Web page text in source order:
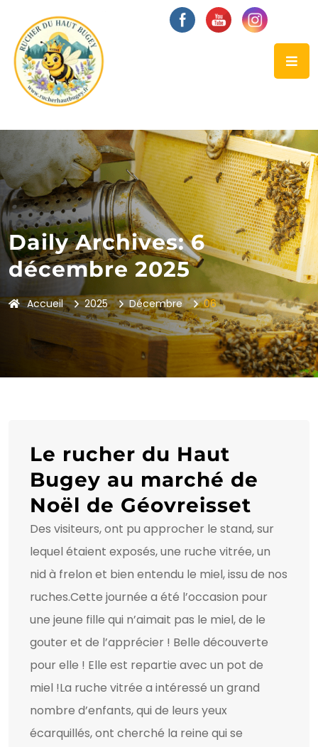
Daily Archives: 6
décembre 2025
Accueil 2025 Décembre 06
Le rucher du Haut
Bugey au marché de
Noël de Géovreisset
Des visiteurs, ont pu approcher le stand, sur
lequel étaient exposés, une ruche vitrée, un
nid à frelon et bien entendu le miel, issu de nos
ruches.Cette journée a été l’occasion pour
une jeune fille qui n’aimait pas le miel, de le
gouter et de l’apprécier ! Belle découverte
pour elle ! Elle est repartie avec un pot de
miel !La ruche vitrée a intéressé un grand
nombre d’enfants, qui de leurs yeux
écarquillés, ont cherché la reine qui se